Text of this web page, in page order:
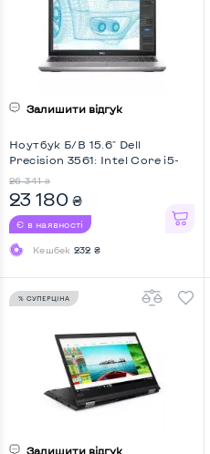
Залишити відгук
Ноутбук Б/В 15.6" Dell
Precision 3561: Intel Core i5-
Quadro T600, IPS, Full HD, Key
Light
26 341 ₴
23 180 ₴
Є в наявності
Кешбек 232 ₴
% СУПЕРЦІНА
Залишити відгук